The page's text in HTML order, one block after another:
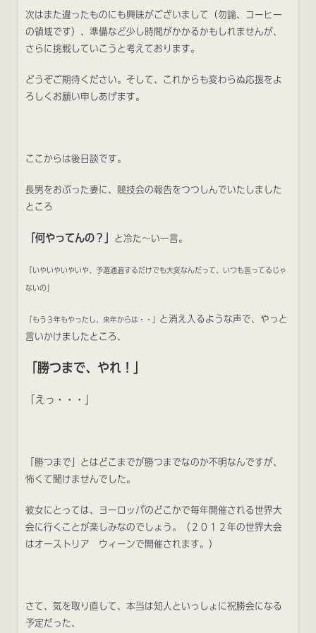
次はまた違ったものにも興味がございまして（勿論、コーヒー
の領域です）、準備など少し時間がかかるかもしれませんが、
さらに挑戦していこうと考えております。
どうぞご期待ください。そして、これからも変わらぬ応援をよ
ろしくお願い申しあげます。
ここからは後日談です。
長男をおぶった妻に、競技会の報告をつつしんでいたしました
ところ
「何やってんの？」 と冷た〜い一言。
「いやいやいやいや、予選通過するだけでも大変なんだって、いつも言ってるじゃ
ないの」
「もう３年もやったし、来年からは・・」
と消え入るような声で、やっと
言いかけましたところ、
「勝つまで、やれ！」
「えっ・・・」
「勝つまで」とはどこまでが勝つまでなのか不明なんですが、
怖くて聞けませんでした。
彼女にとっては、ヨーロッパのどこかで毎年開催される世界大
会に行くことが楽しみなのでしょう。（２０１２年の世界大会
はオーストリア ウィーンで開催されます。）
さて、気を取り直して、本当は知人といっしょに祝勝会になる
予定だった、